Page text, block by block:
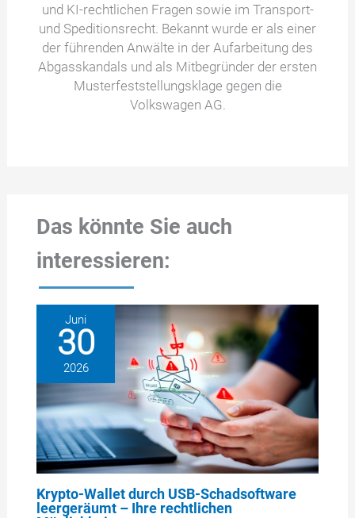
und KI-rechtlichen Fragen sowie im Transport-
und Speditionsrecht. Bekannt wurde er als einer
der führenden Anwälte in der Aufarbeitung des
Abgasskandals und als Mitbegründer der ersten
Musterfeststellungsklage gegen die
Volkswagen AG.
Das könnte Sie auch
interessieren:
Juni
30
2026
Krypto-Wallet durch USB-Schadsoftware
leergeräumt – Ihre rechtlichen